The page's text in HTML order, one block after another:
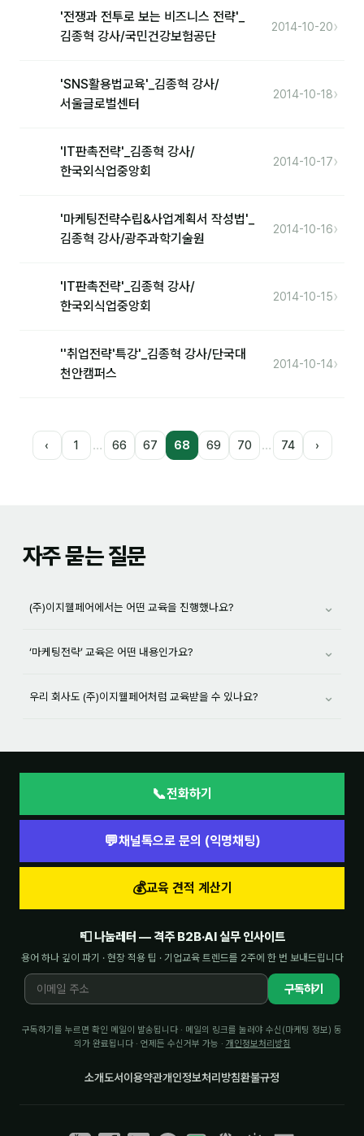
자주 묻는 질문
'전쟁과 전투로 보는 비즈니스 전략'_
김종혁 강사/국민건강보험공단
2014-10-20›
'SNS활용법교육'_김종혁 강사/
서울글로벌센터
2014-10-18›
'IT판촉전략'_김종혁 강사/
한국외식업중앙회
2014-10-17›
'마케팅전략수립&사업계획서 작성법'_
김종혁 강사/광주과학기술원
2014-10-16›
'IT판촉전략'_김종혁 강사/
한국외식업중앙회
2014-10-15›
''취업전략'특강'_김종혁 강사/단국대
천안캠퍼스
2014-10-14›
‹ 1 … 66 67 68 69 70 … 74 ›
자주 묻는 질문
(주)이지웰페어에서는 어떤 교육을 진행했나요? ⌄
‘마케팅전략’ 교육은 어떤 내용인가요? ⌄
우리 회사도 (주)이지웰페어처럼 교육받을 수 있나요? ⌄
📞전화하기
💬채널톡으로 문의 (익명채팅)
💰교육 견적 계산기
📮 나눔레터 — 격주 B2B·AI 실무 인사이트
용어 하나 깊이 파기 · 현장 적용 팁 · 기업교육 트렌드를 2주에 한 번 보내드립니다
구독하기
구독하기를 누르면 확인 메일이 발송됩니다 · 메일의 링크를 눌러야 수신(마케팅 정보) 동
의가 완료됩니다 · 언제든 수신거부 가능 · 개인정보처리방침
소개도서이용약관개인정보처리방침환불규정